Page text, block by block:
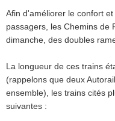
Afin d'améliorer le confort
passagers, les Chemins de
dimanche, des doubles
La longueur de ces trains
(rappelons que deux
ensemble), les trains cités
suivantes :